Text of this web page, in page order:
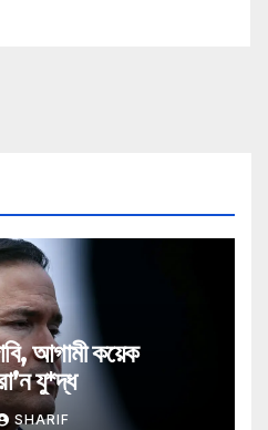
আগামী কয়েক
যু*দ্ধ
SHARIF